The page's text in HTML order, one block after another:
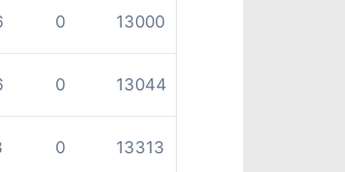
0 13000
0 13044
0 13313